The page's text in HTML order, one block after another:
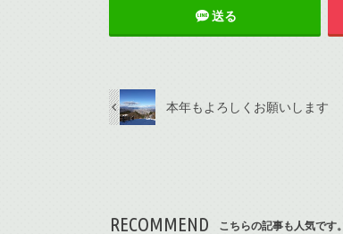
送る
本年もよろしくお願いします
RECOMMEND こちらの記事も人気です。